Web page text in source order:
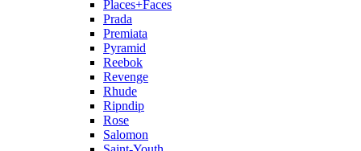
Places+Faces
Prada
Premiata
Pyramid
Reebok
Revenge
Rhude
Ripndip
Rose
Salomon